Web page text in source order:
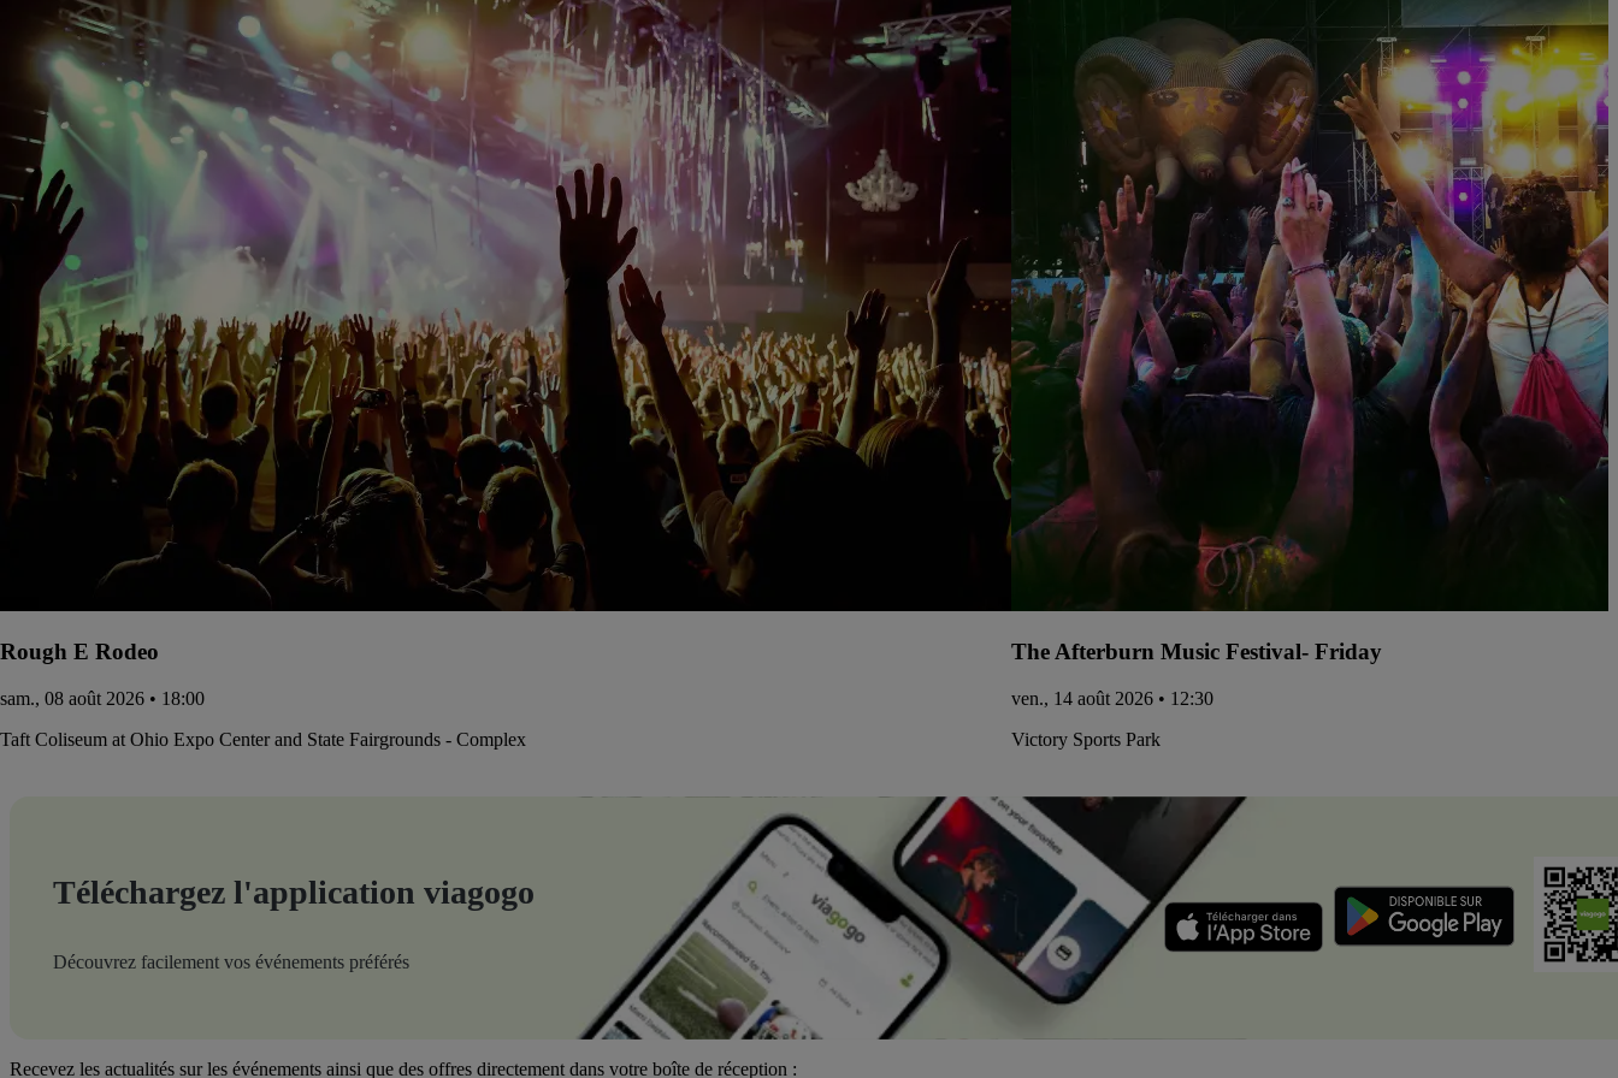
Rough E Rodeo
sam., 08 août 2026 • 18:00
Taft Coliseum at Ohio Expo Center and State Fairgrounds - Complex
The Afterburn Music Festival- Friday
ven., 14 août 2026 • 12:30
Victory Sports Park
Téléchargez l'application viagogo
Découvrez facilement vos événements préférés
Recevez les actualités sur les événements ainsi que des offres directement dans votre boîte de réception :